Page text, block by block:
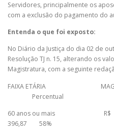
Servidores, principalmente os
com a exclusão do pagamento do
Entenda o que foi exposto:
No Diário da Justiça do dia 02 de
Resolução TJ n. 15, alterando os
Magistratura, com a seguinte
FAIXA ETÁRIA
Percentual
60 anos ou
396,87 58%